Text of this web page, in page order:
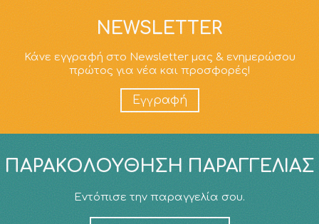
NEWSLETTER
Κάνε εγγραφή στο Newsletter μας & ενημερώσου
πρώτος για νέα και προσφορές!
Εγγραφή
ΠΑΡΑΚΟΛΟΎΘΗΣΗ ΠΑΡΑΓΓΕΛΊΑΣ
Εντόπισε την παραγγελία σου.